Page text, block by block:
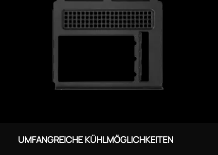
UMFANGREICHE KÜHLMÖGLICHKEITEN